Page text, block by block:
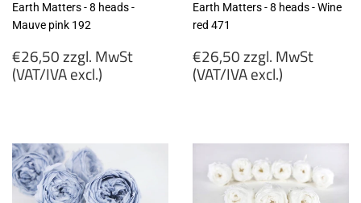
Earth Matters - 8 heads -
Mauve pink 192
Regular
price
€26,50 zzgl. MwSt
(VAT/IVA excl.)
MwSt
(VAT/IVA
excl.)
Earth Matters - 8 heads - Wine
red 471
Regular
price
€26,50 zzgl. MwSt
(VAT/IVA excl.)
MwSt
(VAT/IVA
excl.)